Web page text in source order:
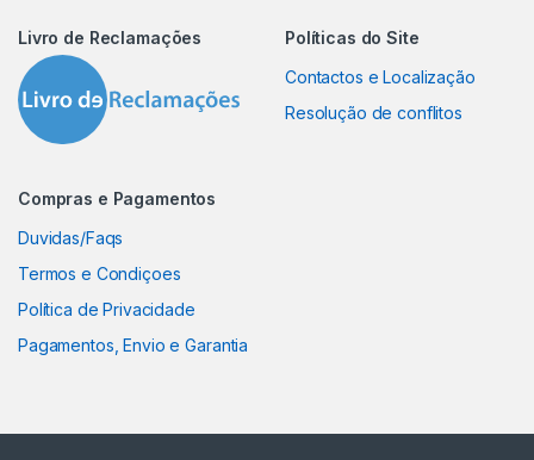
Livro de Reclamações
Políticas do Site
Contactos e Localização
Resolução de conflitos
Compras e Pagamentos
Duvidas/Faqs
Termos e Condiçoes
Política de Privacidade
Pagamentos, Envio e Garantia